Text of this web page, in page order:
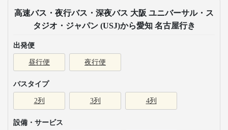
高速バス・夜行バス・深夜バス 大阪 ユニバーサル・ス
タジオ・ジャパン (USJ)から愛知 名古屋行き
出発便
昼行便 夜行便
バスタイプ
2列 3列 4列
設備・サービス